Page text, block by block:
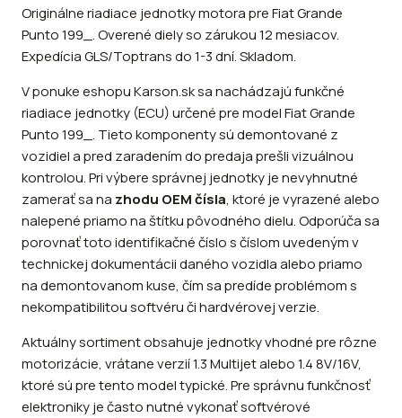
Originálne riadiace jednotky motora pre Fiat Grande
Punto 199_. Overené diely so zárukou 12 mesiacov.
Expedícia GLS/Toptrans do 1-3 dní. Skladom.
V ponuke eshopu Karson.sk sa nachádzajú funkčné
riadiace jednotky (ECU) určené pre model Fiat Grande
Punto 199_. Tieto komponenty sú demontované z
vozidiel a pred zaradením do predaja prešli vizuálnou
kontrolou. Pri výbere správnej jednotky je nevyhnutné
zamerať sa na zhodu OEM čísla, ktoré je vyrazené alebo
nalepené priamo na štítku pôvodného dielu. Odporúča sa
porovnať toto identifikačné číslo s číslom uvedeným v
technickej dokumentácii daného vozidla alebo priamo
na demontovanom kuse, čím sa predíde problémom s
nekompatibilitou softvéru či hardvérovej verzie.
Aktuálny sortiment obsahuje jednotky vhodné pre rôzne
motorizácie, vrátane verzií 1.3 Multijet alebo 1.4 8V/16V,
ktoré sú pre tento model typické. Pre správnu funkčnosť
elektroniky je často nutné vykonať softvérové